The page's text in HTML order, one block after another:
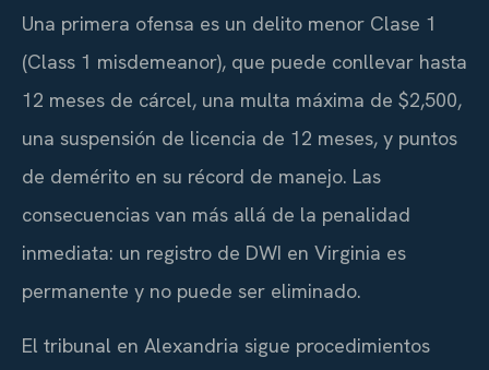
Una primera ofensa es un delito menor Clase 1
(Class 1 misdemeanor), que puede conllevar hasta
12 meses de cárcel, una multa máxima de $2,500,
una suspensión de licencia de 12 meses, y puntos
de demérito en su récord de manejo. Las
consecuencias van más allá de la penalidad
inmediata: un registro de DWI en Virginia es
permanente y no puede ser eliminado.
El tribunal en Alexandria sigue procedimientos